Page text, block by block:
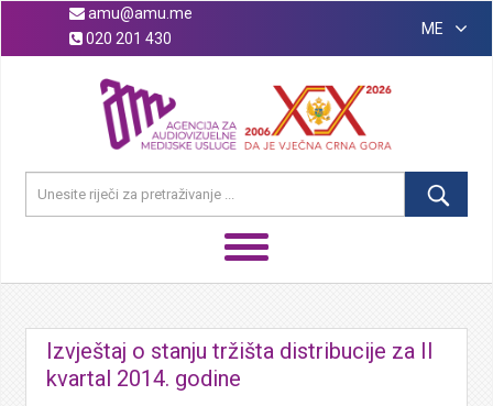
amu@amu.me
020 201 430
ME
Izvještaj o stanju tržišta distribucije za II
kvartal 2014. godine